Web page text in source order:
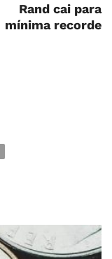
Rand cai para
mínima recorde